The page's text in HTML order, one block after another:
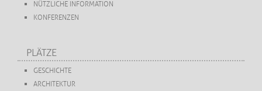
NÜTZLICHE INFORMATION
KONFERENZEN
PLÄTZE
GESCHICHTE
ARCHITEKTUR